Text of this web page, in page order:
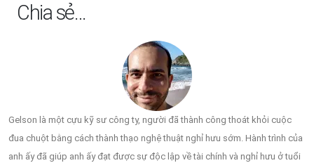
Chia sẻ…
Gelson là một cựu kỹ sư công ty, người đã thành công thoát khỏi cuộc
đua chuột bằng cách thành thạo nghệ thuật nghỉ hưu sớm. Hành trình của
anh ấy đã giúp anh ấy đạt được sự độc lập về tài chính và nghỉ hưu ở tuổi